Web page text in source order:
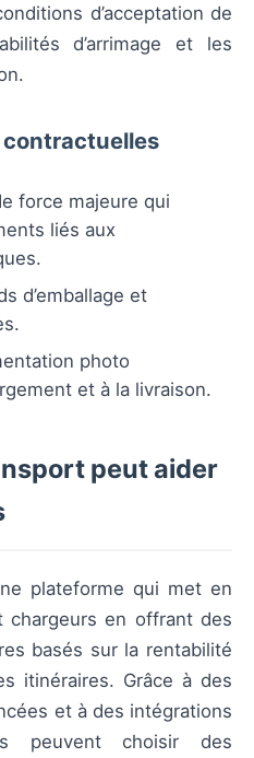
d’acceptation de
d’arrimage et les
force majeure qui
liés aux
d’emballage et
photo
et à la livraison.
peut aider
plateforme qui met en
chargeurs en offrant des
basés sur la rentabilité
itinéraires. Grâce à des
et à des intégrations
peuvent choisir des